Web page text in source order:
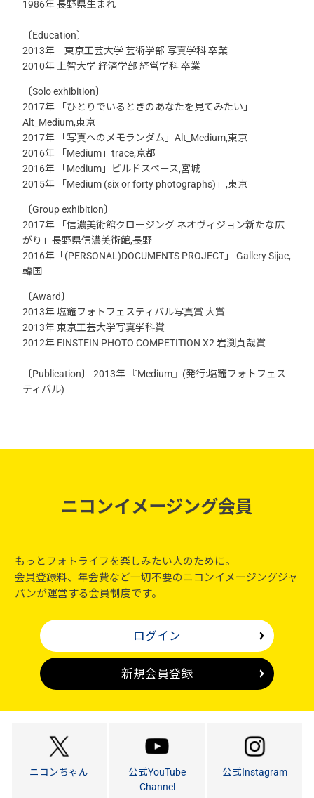
1986年 長野県生まれ
〔Education〕
2013年 東京工芸大学 芸術学部 写真学科 卒業
2010年 上智大学 経済学部 経営学科 卒業
〔Solo exhibition〕
2017年 「ひとりでいるときのあなたを見てみたい」
Alt_Medium,東京
2017年 「写真へのメモランダム」Alt_Medium,東京
2016年 「Medium」trace,京都
2016年 「Medium」ビルドスペース,宮城
2015年 「Medium (six or forty photographs)」,東京
〔Group exhibition〕
2017年 「信濃美術館クロージング ネオヴィジョン新たな広
がり」長野県信濃美術館,長野
2016年「(PERSONAL)DOCUMENTS PROJECT」 Gallery Sijac,
韓国
〔Award〕
2013年 塩竈フォトフェスティバル写真賞 大賞
2013年 東京工芸大学写真学科賞
2012年 EINSTEIN PHOTO COMPETITION X2 岩渕貞哉賞
〔Publication〕 2013年 『Medium』(発行:塩竈フォトフェス
ティバル)
ニコンイメージング会員
もっとフォトライフを楽しみたい人のために。
会員登録料、年会費など一切不要のニコンイメージングジャ
パンが運営する会員制度です。
ログイン
新規会員登録
ニコンちゃん
公式YouTube
Channel
公式Instagram